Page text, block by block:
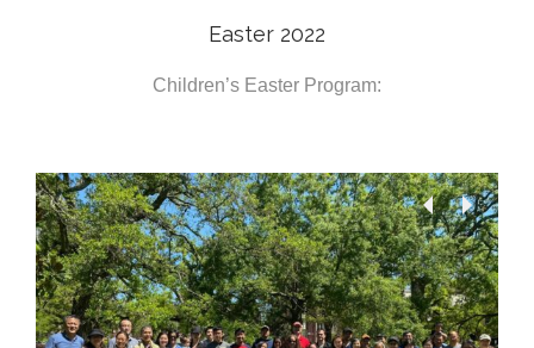
Easter 2022
Children’s Easter Program: